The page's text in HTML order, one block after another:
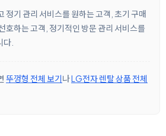
정기 관리 서비스를 원하는 고객, 초기 구매
호하는 고객, 정기적인 방문 관리 서비스를
다.
뚜껑형 전체 보기나LG전자 렌탈 상품 전체